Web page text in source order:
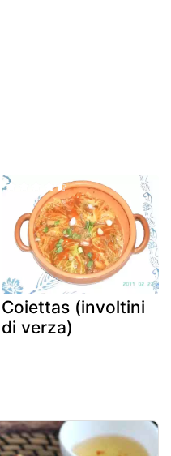
Coiettas (involtini
di verza)